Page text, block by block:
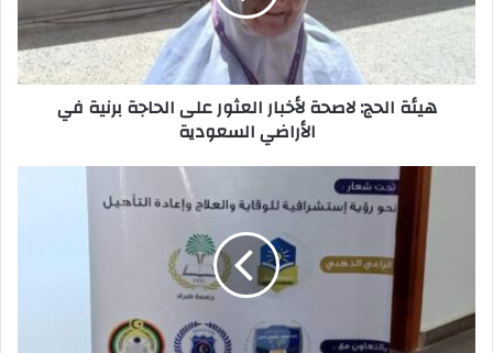
ل
ت
ر
هيئة الحج: لاصحة لأخبار العثور على الحاجة برنية في
الأراضي السعودية